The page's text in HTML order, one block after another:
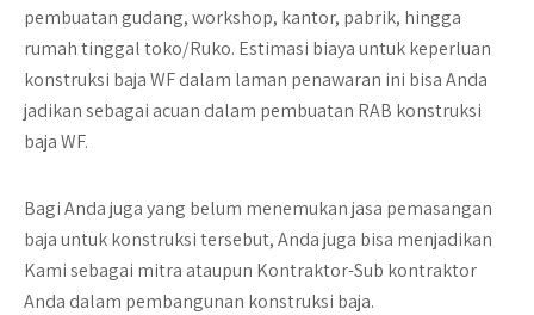
pembuatan gudang, workshop, kantor, pabrik, hingga
rumah tinggal toko/Ruko. Estimasi biaya untuk keperluan
konstruksi baja WF dalam laman penawaran ini bisa Anda
jadikan sebagai acuan dalam pembuatan RAB konstruksi
baja WF.
Bagi Anda juga yang belum menemukan jasa pemasangan
baja untuk konstruksi tersebut, Anda juga bisa menjadikan
Kami sebagai mitra ataupun Kontraktor-Sub kontraktor
Anda dalam pembangunan konstruksi baja.